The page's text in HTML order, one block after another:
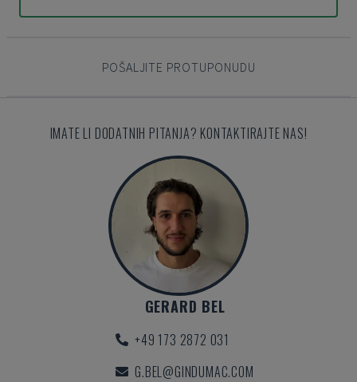
POŠALJITE PROTUPONUDU
IMATE LI DODATNIH PITANJA? KONTAKTIRAJTE NAS!
GERARD BEL
+49 173 2872 031
G.BEL@GINDUMAC.COM